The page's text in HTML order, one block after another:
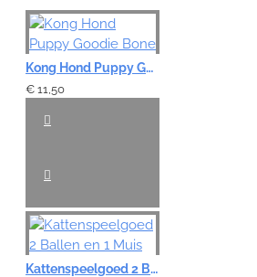
Note: HTML-code wordt niet vertaald!
Waardering:
Kong Hond Puppy Goodie Bone
€ 11,50
Kattenspeelgoed 2 Ballen en 1 Muis